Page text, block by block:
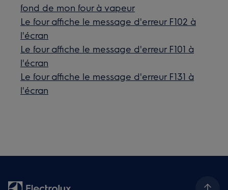
fond de mon four à vapeur
Le four affiche le message d'erreur F102 à
l'écran
Le four affiche le message d'erreur F101 à
l'écran
Le four affiche le message d'erreur F131 à
l'écran